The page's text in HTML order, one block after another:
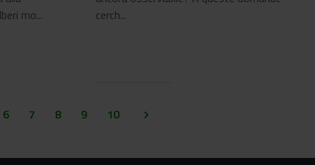
mo...
cerch...
6 7 8 9 10 keyboard_arrow_right